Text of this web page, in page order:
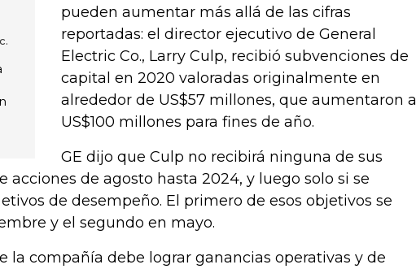
pueden aumentar más allá de las cifras
reportadas: el director ejecutivo de General
Electric Co., Larry Culp, recibió subvenciones de
capital en 2020 valoradas originalmente en
alrededor de US$57 millones, que aumentaron a
US$100 millones para fines de año.
GE dijo que Culp no recibirá ninguna de sus
acciones de agosto hasta 2024, y luego solo si se
de desempeño. El primero de esos objetivos se
y el segundo en mayo.
la compañía debe lograr ganancias operativas y de